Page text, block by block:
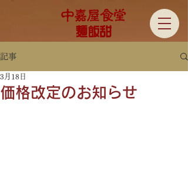
記事
価格改定のお知らせ
3月18日